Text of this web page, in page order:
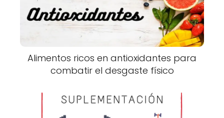
Alimentos ricos en antioxidantes para
combatir el desgaste físico